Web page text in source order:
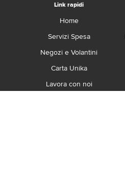
Link rapidi
Home
Servizi Spesa
Negozi e Volantini
Carta Unika
Lavora con noi